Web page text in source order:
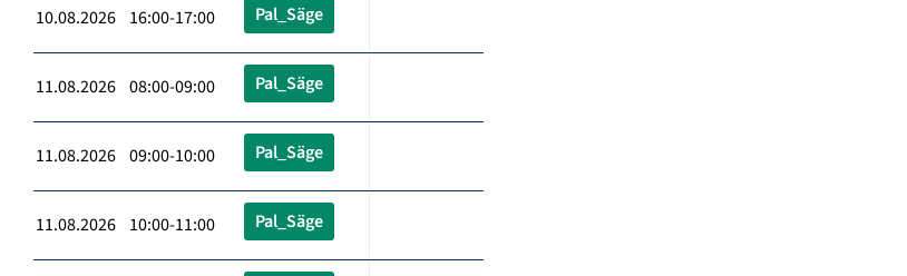
10.08.2026 16:00-17:00 Pal_Säge
11.08.2026 08:00-09:00 Pal_Säge
11.08.2026 09:00-10:00 Pal_Säge
11.08.2026 10:00-11:00 Pal_Säge